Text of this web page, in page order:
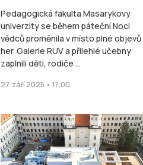
Pedagogická fakulta Masarykovy
univerzity se během páteční Noci
vědců proměnila v místo plné objevů
her. Galerie RUV a přilehlé učebny
zaplnili děti, rodiče ...
27. září 2025 • 17:00